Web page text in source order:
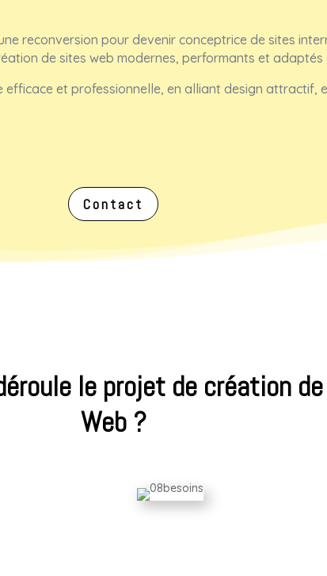
reconversion pour devenir conceptrice de sites
de sites web modernes, performants et adaptés
et professionnelle, en alliant design attractif,
Contact
le projet de création
Web ?